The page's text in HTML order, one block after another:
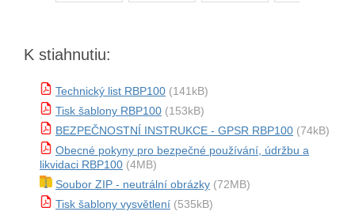
K stiahnutiu:
Technický list RBP100 (141kB)
Tisk šablony RBP100 (153kB)
BEZPEČNOSTNÍ INSTRUKCE - GPSR RBP100 (74kB)
Obecné pokyny pro bezpečné používání, údržbu a
likvidaci RBP100 (4MB)
Soubor ZIP - neutrální obrázky (72MB)
Tisk šablony vysvětlení (535kB)